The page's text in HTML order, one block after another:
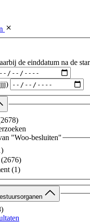
de einddatum na de
"Woo-besluiten"
(2676)
(1)